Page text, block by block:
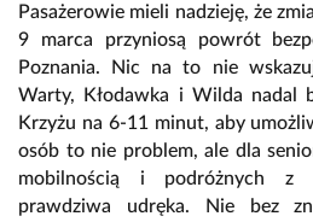
Pasażerowie mieli nadzieję, że
9 marca przyniosą powrót
Poznania. Nic na to nie
Warty, Kłodawka i Wilda nadal
Krzyżu na 6-11 minut, aby
osób to nie problem, ale dla
mobilnością i podróżnych z
prawdziwa udręka. Nie bez